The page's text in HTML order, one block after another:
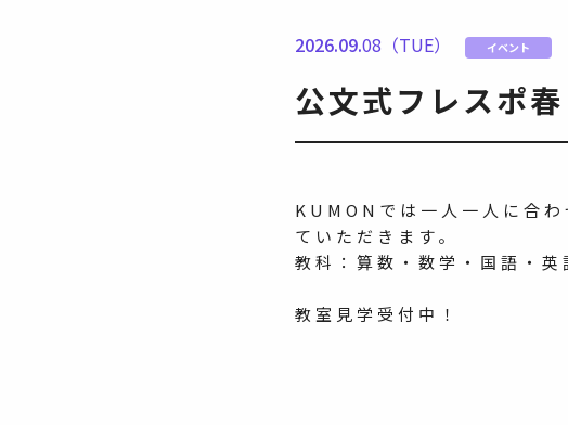
2026.09.08（TUE） イベント
公文式フレスポ
KUMONでは一人一人に合
ていただきます。
教科：算数・数学・国語・
教室見学受付中！